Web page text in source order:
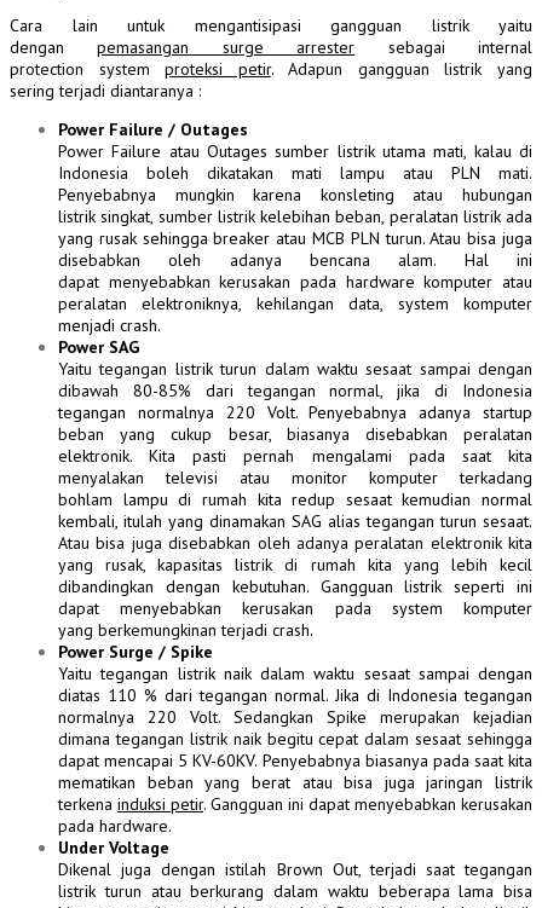
Cara lain untuk mengantisipasi gangguan listrik yaitu
denganpemasangan surge arrester sebagaiinternal
protection systemproteksi petir. Adapun gangguan listrik yang
sering terjadi diantaranya :
Power Failure / Outages
Power Failure atauOutages sumber listrik utama mati, kalau di
Indonesia boleh dikatakan mati lampu atau PLN mati.
Penyebabnya mungkin karena konsleting atau hubungan
listrik singkat, sumber listrik kelebihan beban, peralatan listrik ada
yang rusak sehingga breaker atau MCB PLN turun. Atau bisa juga
disebabkan oleh adanya bencana alam. Hal ini
dapat menyebabkan kerusakan pada hardware komputer atau
peralatan elektroniknya, kehilangan data, system komputer
menjadi crash.
Power SAG
Yaitu tegangan listrik turun dalam waktu sesaat sampai dengan
dibawah 80-85% dari tegangan normal, jika di Indonesia
tegangan normalnya 220 Volt. Penyebabnya adanya startup
beban yang cukup besar, biasanya disebabkan peralatan
elektronik. Kita pasti pernah mengalami pada saat kita
menyalakan televisi atau monitor komputer terkadang
bohlam lampu di rumah kita redup sesaat kemudian normal
kembali, itulah yang dinamakan SAG alias tegangan turun sesaat.
Atau bisa juga disebabkan oleh adanya peralatan elektronik kita
yang rusak, kapasitas listrik di rumah kita yang lebih kecil
dibandingkan dengan kebutuhan. Gangguan listrik seperti ini
dapat menyebabkan kerusakan pada system komputer
yang berkemungkinan terjadi crash.
Power Surge / Spike
Yaitu tegangan listrik naik dalam waktu sesaat sampai dengan
diatas 110 % dari tegangan normal. Jika di Indonesia tegangan
normalnya 220 Volt. Sedangkan Spike merupakan kejadian
dimana tegangan listrik naik begitu cepat dalam sesaat sehingga
dapat mencapai 5 KV-60KV. Penyebabnya biasanya pada saat kita
mematikan beban yang berat atau bisa juga jaringan listrik
terkena induksi petir. Gangguan ini dapat menyebabkan kerusakan
pada hardware.
Under Voltage
Dikenal juga dengan istilah Brown Out, terjadi saat tegangan
listrik turun atau berkurang dalam waktu beberapa lama bisa